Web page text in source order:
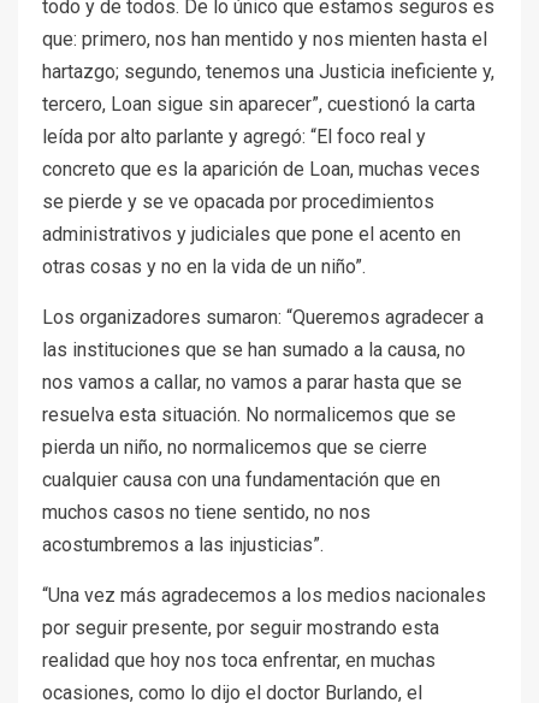
todo y de todos. De lo único que estamos seguros es
que: primero, nos han mentido y nos mienten hasta el
hartazgo; segundo, tenemos una Justicia ineficiente y,
tercero, Loan sigue sin aparecer”, cuestionó la carta
leída por alto parlante y agregó: “El foco real y
concreto que es la aparición de Loan, muchas veces
se pierde y se ve opacada por procedimientos
administrativos y judiciales que pone el acento en
otras cosas y no en la vida de un niño”.
Los organizadores sumaron: “Queremos agradecer a
las instituciones que se han sumado a la causa, no
nos vamos a callar, no vamos a parar hasta que se
resuelva esta situación. No normalicemos que se
pierda un niño, no normalicemos que se cierre
cualquier causa con una fundamentación que en
muchos casos no tiene sentido, no nos
acostumbremos a las injusticias”.
“Una vez más agradecemos a los medios nacionales
por seguir presente, por seguir mostrando esta
realidad que hoy nos toca enfrentar, en muchas
ocasiones, como lo dijo el doctor Burlando, el